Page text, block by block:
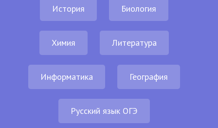
История Биология
Химия Литература
Информатика География
Русский язык ОГЭ